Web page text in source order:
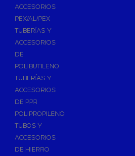
ACCESORIOS
PEX/AL/PEX
TUBERÍAS Y
ACCESORIOS
DE
POLIBUTILENO
TUBERÍAS Y
ACCESORIOS
DE PPR
POLIPROPILENO
TUBOS Y
ACCESORIOS
DE HIERRO